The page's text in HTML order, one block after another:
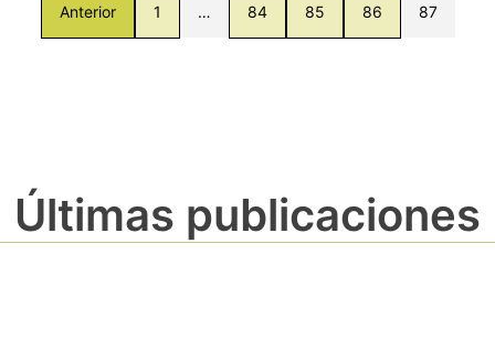
Anterior 1 … 84 85 86 87
Últimas publicaciones